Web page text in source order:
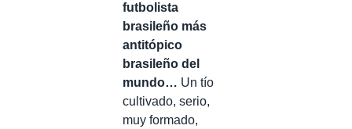
futbolista
brasileño más
antitópico
brasileño del
mundo… Un tío
cultivado, serio,
muy formado,